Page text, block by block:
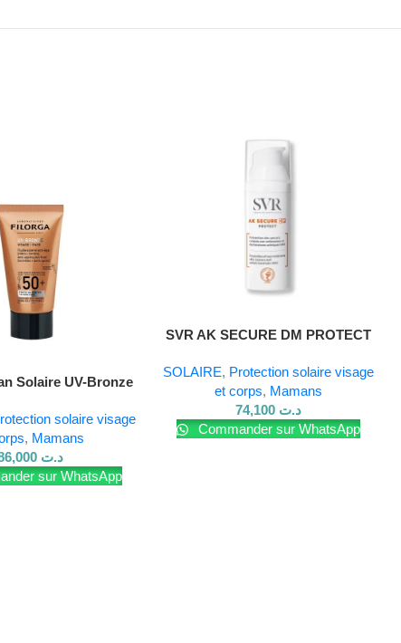
Solaire UV-Bronze
solaire visage
, Mamans
د.ت
sur WhatsApp
SVR AK SECURE DM PROTECT
SOLAIRE, Protection solaire visage
et corps, Mamans
د.ت
Commander sur WhatsApp